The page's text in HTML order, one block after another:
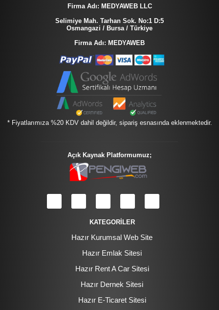
Firma Adı: MEDYAWEB LLC
Selimiye Mah. Tarhan Sok. No:1 D:5
Osmangazi / Bursa / Türkiye
Firma Adı: MEDYAWEB
* Fiyatlarımıza %20 KDV dahil değildir, sipariş esnasında eklenmektedir.
Açık Kaynak Platformumuz;
KATEGORİLER
Hazır Kurumsal Web Site
Hazır Emlak Sitesi
Hazır Rent A Car Sitesi
Hazır Dernek Sitesi
Hazır E-Ticaret Sitesi